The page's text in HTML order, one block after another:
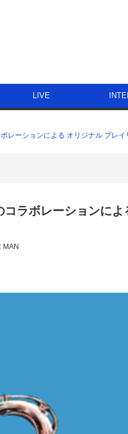
LIVE
レーションによる オリジナル プレ
ラボレーションによ
MAN